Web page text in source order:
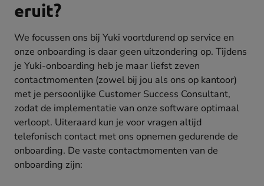
eruit?
We focussen ons bij Yuki voortdurend op service en
onze onboarding is daar geen uitzondering op. Tijdens
je Yuki-onboarding heb je maar liefst zeven
contactmomenten (zowel bij jou als ons op kantoor)
met je persoonlijke Customer Success Consultant,
zodat de implementatie van onze software optimaal
verloopt. Uiteraard kun je voor vragen altijd
telefonisch contact met ons opnemen gedurende de
onboarding. De vaste contactmomenten van de
onboarding zijn: